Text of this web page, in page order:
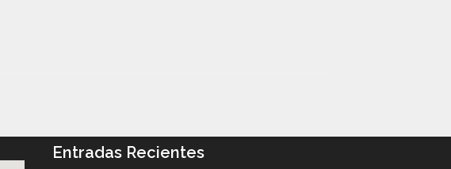
Entradas Recientes